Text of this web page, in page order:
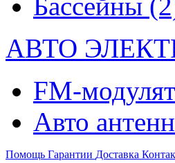
АВТО
FM-
Авто
Помощь Гарантии Доставка